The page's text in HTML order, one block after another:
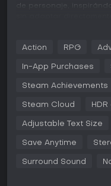
de personaje,
En Hogwarts Legacy,
asistir a clases para
Lanzas conjuros como
defenderte,
personalización de
talento en áreas como
habilidades principales
estilos de juego como
Action RPG
In-App Purchases
Steam Achievements
Steam Cloud
Adjustable Text Size
Save Anytime
Surround Sound